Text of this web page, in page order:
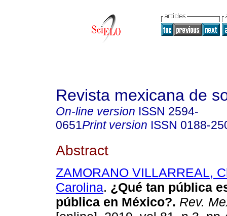
Revista mexicana de
On-line version ISSN 2594-
0651Print version ISSN 0188-
Abstract
ZAMORANO VILLARREAL,
Carolina. ¿Qué tan pública
pública en México?. Rev.